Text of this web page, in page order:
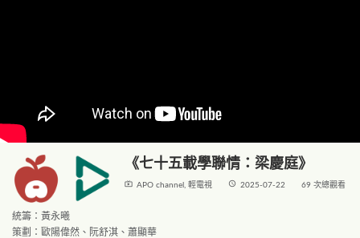
《七十五載學聯情：梁慶庭》
live_tv APO channel , 輕電視 access_time 2025-07-22 69 次總觀看
統籌：黃永曦
策劃：歐陽偉然、阮舒淇、蕭顯華